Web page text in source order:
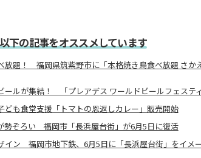
下の記事をオススメしています
放題！ 福岡県筑紫野市に「本格焼き鳥食べ放題 さか
ールが集結！ 「プレアデス ワールドビールフェスティ
も食堂支援「トマトの恩返しカレー」販売開始
勢ぞろい 福岡市「長浜屋台街」が6月5日に復活
イン 福岡市地下鉄、6月5日に「長浜屋台街」をイメ